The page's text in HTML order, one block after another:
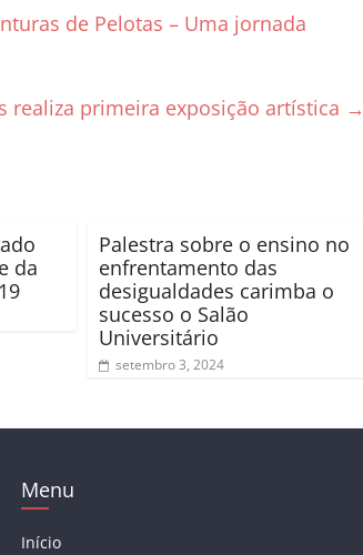
de Pelotas – Uma jornada
realiza primeira exposição artística →
da
Palestra sobre o ensino no
enfrentamento das
desigualdades carimba o
sucesso o Salão
Universitário
setembro 3, 2024
Menu
Início